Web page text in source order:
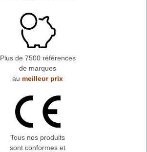
Plus de 7500 références
de marques
au meilleur prix
Tous nos produits
sont conformes et